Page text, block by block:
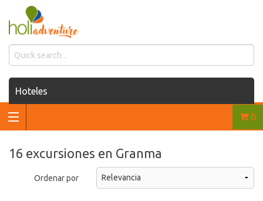
Hoteles
Casas de renta
Renta de autos
Traslados
0
16 excursiones en Granma
Ordenar por